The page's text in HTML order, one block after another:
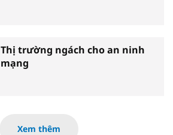
Thị trường ngách cho an ninh
mạng
Xem thêm